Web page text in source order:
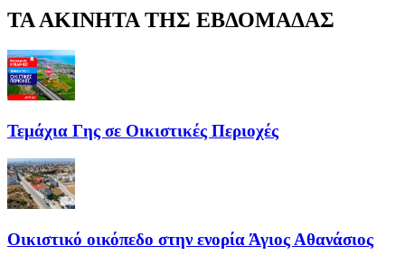
ΤΑ ΑΚΙΝΗΤΑ ΤΗΣ ΕΒΔΟΜΑΔΑΣ
Τεμάχια Γης σε Οικιστικές Περιοχές
Οικιστικό οικόπεδο στην ενορία Άγιος Αθανάσιος